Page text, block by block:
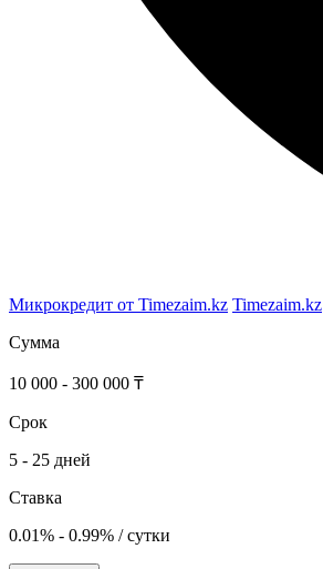
Микрокредит от Timezaim.kz Timezaim.kz
Сумма
10 000 - 300 000 ₸
Срок
5 - 25 дней
Ставка
0.01% - 0.99% / сутки